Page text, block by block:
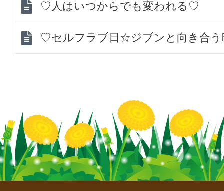
♡人はいつからでも変われる♡
♡セルフラブ日☆ジブンと向き合